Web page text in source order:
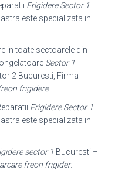
Frigidere Sector 1
este specializata in
in toate sectoarele din
Sector 1
2 Bucuresti, Firma
frigidere.
Frigidere Sector 1
este specializata in
sector 1 Bucuresti –
freon frigider. -